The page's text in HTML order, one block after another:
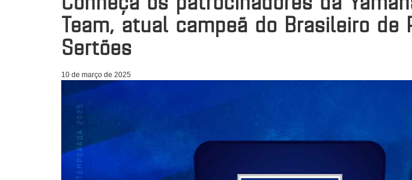
Team, atual campeã do Brasileiro de
Sertões
10 de março de 2025